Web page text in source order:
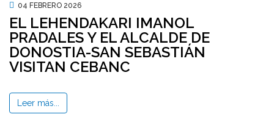
04 FEBRERO 2026
EL LEHENDAKARI IMANOL
PRADALES Y EL ALCALDE DE
DONOSTIA-SAN SEBASTIÁN
VISITAN CEBANC
Leer más...